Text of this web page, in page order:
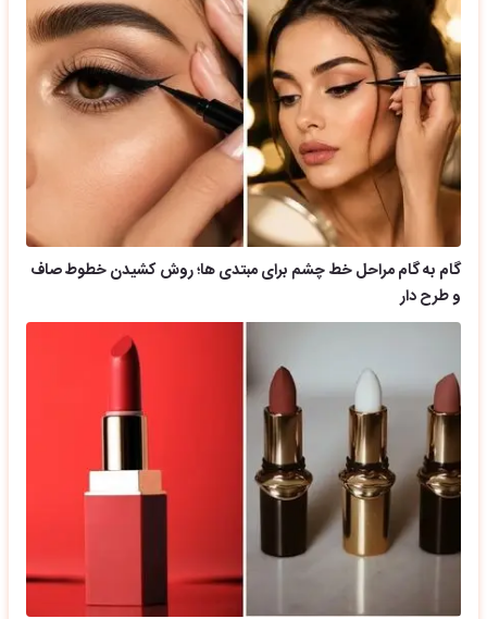
گام به گام مراحل خط چشم برای مبتدی ها؛ روش کشیدن خطوط صاف
و طرح دار